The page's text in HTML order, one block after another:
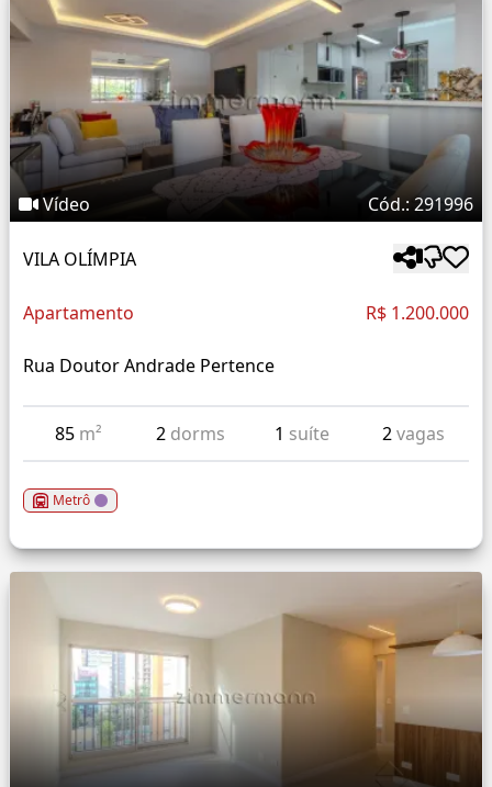
Vídeo Cód.: 291996
VILA OLÍMPIA
Apartamento R$ 1.200.000
Rua Doutor Andrade Pertence
85 m² 2 dorms 1 suíte 2vagas
Metrô